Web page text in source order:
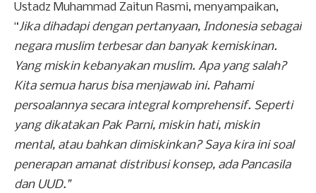
Ustadz Muhammad Zaitun Rasmi, menyampaikan,
“Jika dihadapi dengan pertanyaan, Indonesia sebagai
negara muslim terbesar dan banyak kemiskinan.
Yang miskin kebanyakan muslim. Apa yang salah?
Kita semua harus bisa menjawab ini. Pahami
persoalannya secara integral komprehensif. Seperti
yang dikatakan Pak Parni, miskin hati, miskin
mental, atau bahkan dimiskinkan? Saya kira ini soal
penerapan amanat distribusi konsep, ada Pancasila
dan UUD."